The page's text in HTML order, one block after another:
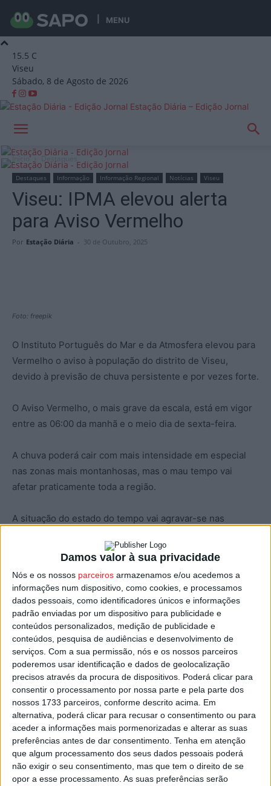
Damos valor à sua privacidade
Nós e os nossos parceiros armazenamos e/ou acedemos a
informações num dispositivo, como cookies, e processamos
dados pessoais, como identificadores únicos e informações
padrão enviadas por um dispositivo para publicidade e
conteúdos personalizados, medição de publicidade e
conteúdos, pesquisa de audiências e desenvolvimento de
serviços. Com a sua permissão, nós e os nossos parceiros
poderemos usar identificação e dados de geolocalização
precisos através da procura de dispositivos. Poderá clicar para
consentir o processamento por nossa parte e pela parte dos
nossos 1733 parceiros, conforme descrito acima. Em
alternativa, poderá clicar para recusar o consentimento ou para
aceder a informações mais pormenorizadas e alterar as suas
preferências antes de dar consentimento. Tenha em atenção
que algum processamento dos seus dados pessoais poderá
não exigir o seu consentimento, mas que tem o direito de se
opor a esse processamento. As suas preferências serão
MENU
15.5 C
Viseu
Sábado, 8 de Agosto de 2026
Estação Diária – Edição Jornal
Início Destaques
Destaques Informação Informação Regional Notícias Viseu
Viseu: IPMA elevou alerta
para Aviso Vermelho
Por Estação Diária - 30 de Outubro, 2025
Foto: freepik
O Instituto Português do Mar e da Atmosfera elevou para
Vermelho o aviso à população do distrito de Viseu,
devido à previsão de chuva persistente e por vezes forte.
O Aviso Vermelho, o mais grave da escala, está em vigor
entre as 06:00 da manhã e o meio dia de sexta-feira.
A chuva poderá cair com mais intensidade em especial
nas zonas mais montanhosas, mas o mau tempo vai
afetar praticamente toda a região.
A situação do estado do tempo vai agravar-se nas
esperada chuva por vezes intensa, com Aviso Laranja
entre as 0:00 e as 06:00 da madrugada, e entre o meio
dia e as 24:00 de sexta.
Para sábado é ainda esperada precipitação por vezes
intensa, com melhoria do estado do tempo a partir da
tarde.
A quantidade de precipitação prevista poderá provocar
inundações rápidas e deslizamentos de terras, pelo que
se recomenda precaução e que sejam evitadas
deslocações desnecessárias.
Esta e outras notícias para ouvir na Estação Diária – 96.8
FM ou emwww.968.fm